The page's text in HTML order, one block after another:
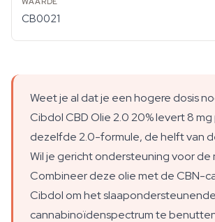
CB0021
Weet je al dat je een hogere dosis
Cibdol CBD Olie 2.0 20% levert 8
dezelfde 2.0-formule, de helft van
Wil je gericht ondersteuning voor de
Combineer deze olie met de CBN-
Cibdol om het
cannabinoïdenspectrum te